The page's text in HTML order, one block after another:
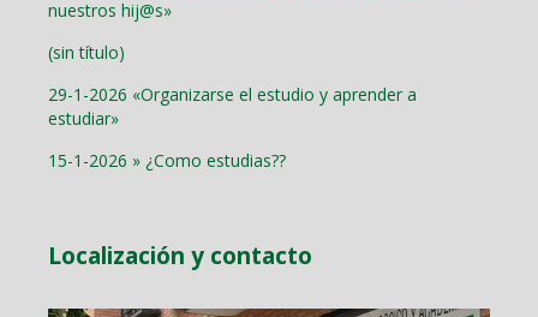
nuestros hij@s»
(sin título)
29-1-2026 «Organizarse el estudio y aprender a
estudiar»
15-1-2026 » ¿Como estudias??
Localización y contacto